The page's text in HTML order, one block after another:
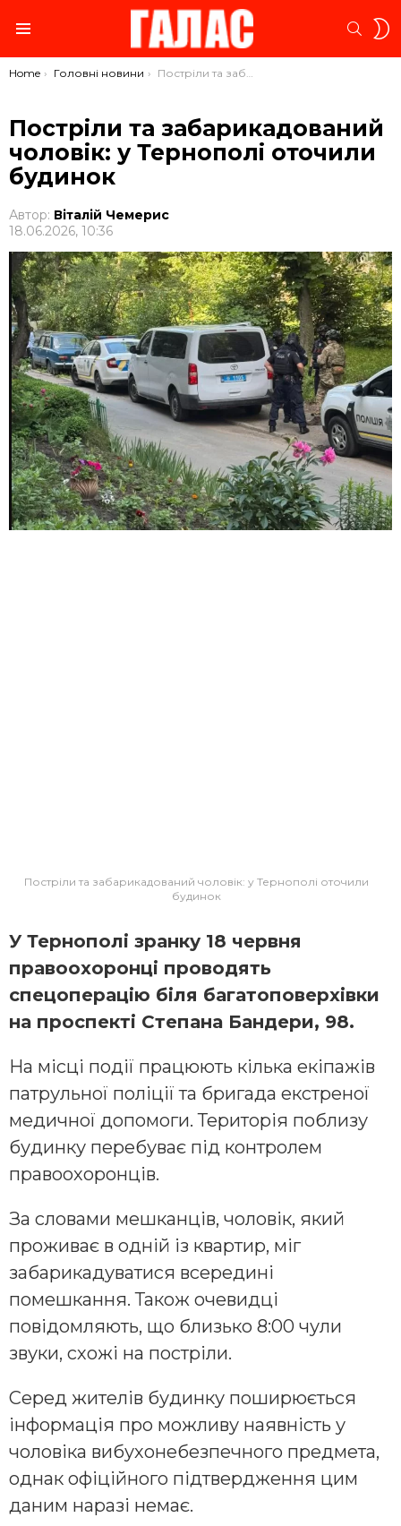
You are here:
Home Головні новини Постріли та забарикадований чоловік: у Тернополі оточили будинок
Постріли та забарикадований
чоловік: у Тернополі оточили
будинок
Автор: Віталій Чемерис
18.06.2026, 10:36
Постріли та забарикадований чоловік: у Тернополі оточили
будинок
У Тернополі зранку 18 червня
правоохоронці проводять
спецоперацію біля багатоповерхівки
на проспекті Степана Бандери, 98.
На місці події працюють кілька екіпажів
патрульної поліції та бригада екстреної
медичної допомоги. Територія поблизу
будинку перебуває під контролем
правоохоронців.
За словами мешканців, чоловік, який
проживає в одній із квартир, міг
забарикадуватися всередині
помешкання. Також очевидці
повідомляють, що близько 8:00 чули
звуки, схожі на постріли.
Серед жителів будинку поширюється
інформація про можливу наявність у
чоловіка вибухонебезпечного предмета,
однак офіційного підтвердження цим
даним наразі немає.